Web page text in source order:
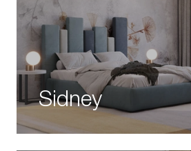
Sidney